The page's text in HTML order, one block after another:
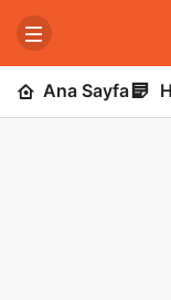
Ana Sayfa